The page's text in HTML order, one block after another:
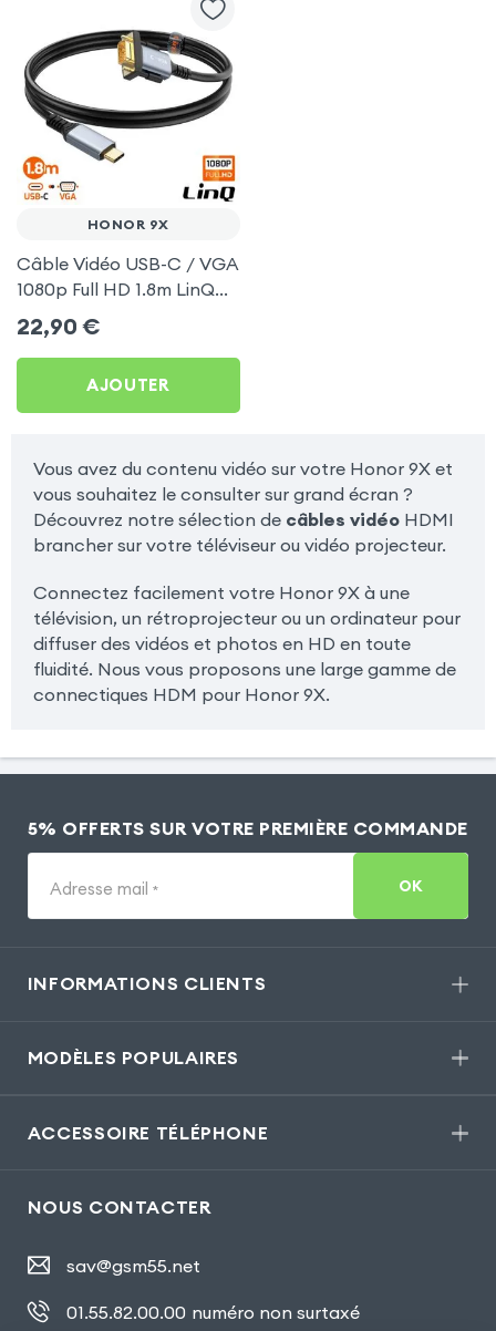
HONOR 9X
Câble Vidéo USB-C / VGA
1080p Full HD 1.8m LinQ
pour Honor 9X
22,90 €
AJOUTER
Vous avez du contenu vidéo sur votre Honor 9X et
vous souhaitez le consulter sur grand écran ?
Découvrez notre sélection de câbles vidéoHDMI
brancher sur votre téléviseur ou vidéo projecteur.
Connectez facilement votre Honor 9X à une
télévision, un rétroprojecteur ou un ordinateur pour
diffuser des vidéos et photos en HD en toute
fluidité. Nous vous proposons une large gamme de
connectiques HDM pour Honor 9X.
5% OFFERTS SUR VOTRE PREMIÈRE COMMANDE
Adresse mail * OK
INFORMATIONS CLIENTS
MODÈLES POPULAIRES
ACCESSOIRE TÉLÉPHONE
NOUS CONTACTER
sav@gsm55.net
01.55.82.00.00 numéro non surtaxé